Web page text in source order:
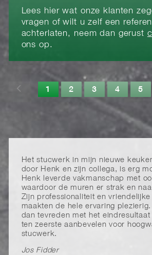
Lees hier wat onze klanten
vragen of wilt u zelf een
achterlaten, neem dan gerust
ons op.
1 2 3 4 5
Het stucwerk in mijn nieuwe
door Henk en zijn collega, is erg
Henk leverde vakmanschap met
waardoor de muren er strak en
Zijn professionaliteit en
maakten de hele ervaring
dan tevreden met het eindresultaat
ten zeerste aanbevelen voor
stucwerk.
Jos Fidder